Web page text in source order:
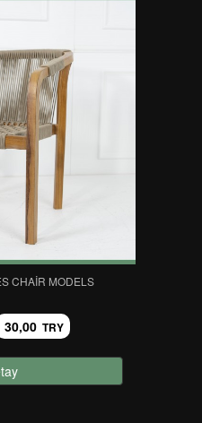
CHAIR MODELS
30,00 TRY